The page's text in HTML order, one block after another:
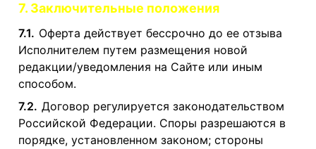
7. Заключительные положения
7.1. Оферта действует бессрочно до ее отзыва
Исполнителем путем размещения новой
редакции/уведомления на Сайте или иным
способом.
7.2. Договор регулируется законодательством
Российской Федерации. Споры разрешаются в
порядке, установленном законом; стороны